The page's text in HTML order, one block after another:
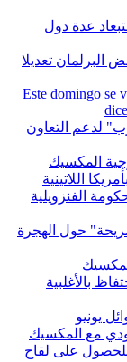
عدة دول
تعديلا
Este domingo se
لدعم التعاون
المكسيك
الفنزويلية
حول الهجرة
بالأغلبية
يونيو
مع المكسيك
للحصول على لقاح